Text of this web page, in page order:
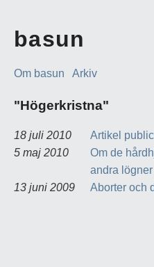
basun
Om basun Arkiv
"Högerkristna"
18 juli 2010
Artikel
5 maj 2010
Om de
andra lögner
13 juni 2009
Aborter och